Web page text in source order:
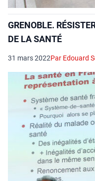
GRENOBLE.
DE LA SANTÉ
31 mars 2022Par Edouard